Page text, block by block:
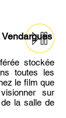
Vendargues
stockée
toutes les
le film que
sur
la salle de